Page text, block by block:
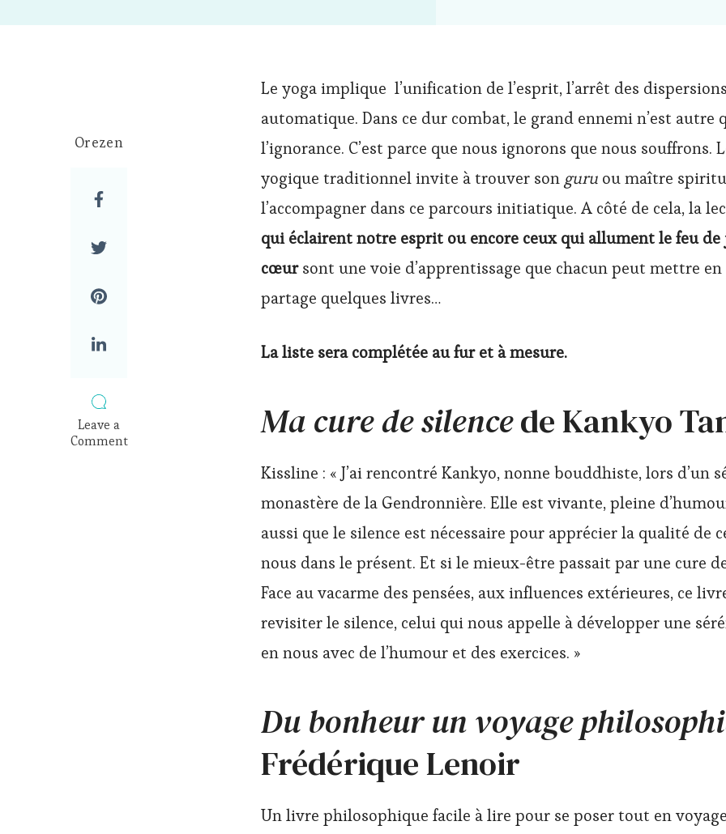
Orezen
Leave a
Comment
Le yoga implique l’unification de l’esprit, l’arrêt des
automatique. Dans ce dur combat, le grand ennemi n’est autre
l’ignorance. C’est parce que nous ignorons que nous souffrons.
yogique traditionnel invite à trouver son guru ou maître
l’accompagner dans ce parcours initiatique. A côté de cela, la
qui éclairent notre esprit ou encore ceux qui allument le feu de
cœursont une voie d’apprentissage que chacun peut mettre en
partage quelques livres…
La liste sera complétée au fur et à mesure.
Ma cure de silencede Kankyo
Kissline : « J’ai rencontré Kankyo, nonne bouddhiste, lors d’un
monastère de la Gendronnière. Elle est vivante, pleine
aussi que le silence est nécessaire pour apprécier la qualité de
nous dans le présent. Et si le mieux-être passait par une cure
Face au vacarme des pensées, aux influences extérieures, ce
revisiter le silence, celui qui nous appelle à développer une
en nous avec de l’humour et des exercices. »
Du bonheur un voyage
Frédérique Lenoir
Un livre philosophique facile à lire pour se poser tout en